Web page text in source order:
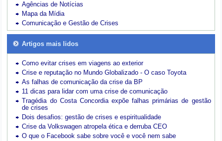
Agências de Notícias
Mapa da Mídia
Comunicação e Gestão de Crises
Artigos mais lidos
Como evitar crises em viagens ao exterior
Crise e reputação no Mundo Globalizado - O caso Toyota
As falhas de comunicação da crise da BP
11 dicas para lidar com uma crise de comunicação
Tragédia do Costa Concordia expõe falhas primárias de gestão
de crises
Dois desafios: gestão de crises e espiritualidade
Crise da Volkswagen atropela ética e derruba CEO
O que o Facebook sabe sobre você e você nem sabe